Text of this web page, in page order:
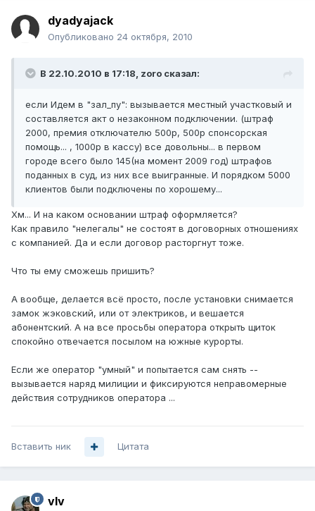
dyadyajack
Опубликовано 24 октября, 2010
В 22.10.2010 в 17:18, zoro сказал:
если Идем в "зал_пу": вызывается местный участковый и
составляется акт о незаконном подключении. (штраф
2000, премия отключателю 500р, 500р спонсорская
помощь... , 1000р в кассу) все довольны... в первом
городе всего было 145(на момент 2009 год) штрафов
поданных в суд, из них все выигранные. И порядком 5000
клиентов были подключены по хорошему...
Хм... И на каком основании штраф оформляется?
Как правило "нелегалы" не состоят в договорных отношениях
с компанией. Да и если договор расторгнут тоже.
Что ты ему сможешь пришить?
А вообще, делается всё просто, после установки снимается
замок жэковский, или от электриков, и вешается
абонентский. А на все просьбы оператора открыть щиток
спокойно отвечается посылом на южные курорты.
Если же оператор "умный" и попытается сам снять --
вызывается наряд милиции и фиксируются неправомерные
действия сотрудников оператора ...
Вставить ник Цитата
vIv